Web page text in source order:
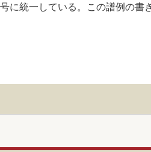
に統一している。この譜例の書